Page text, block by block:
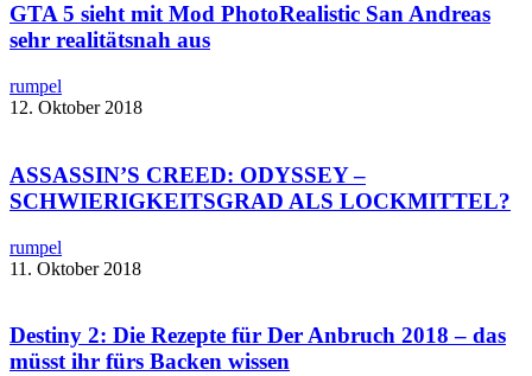
GTA 5 sieht mit ​Mod PhotoRealistic San Andreas
sehr realitätsnah aus
rumpel
12. Oktober 2018
ASSASSIN’S CREED: ODYSSEY –
SCHWIERIGKEITSGRAD ALS LOCKMITTEL?
rumpel
11. Oktober 2018
Destiny 2: Die Rezepte für Der Anbruch 2018 – das
müsst ihr fürs Backen wissen